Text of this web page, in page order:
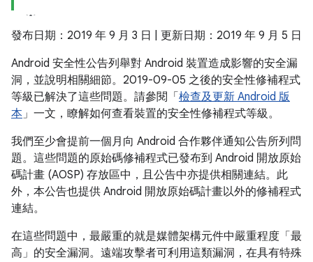
發布日期：2019 年 9 月 3 日 | 更新日期：2019 年 9 月 5 日
Android 安全性公告列舉對 Android 裝置造成影響的安全漏
洞，並說明相關細節。2019-09-05 之後的安全性修補程式
等級已解決了這些問題。請參閱「 檢查及更新 Android 版
本」一文，瞭解如何查看裝置的安全性修補程式等級。
我們至少會提前一個月向 Android 合作夥伴通知公告所列問
題。這些問題的原始碼修補程式已發布到 Android 開放原始
碼計畫 (AOSP) 存放區中，且公告中亦提供相關連結。此
外，本公告也提供 Android 開放原始碼計畫以外的修補程式
連結。
在這些問題中，最嚴重的就是媒體架構元件中嚴重程度「最
高」的安全漏洞。遠端攻擊者可利用這類漏洞，在具有特殊